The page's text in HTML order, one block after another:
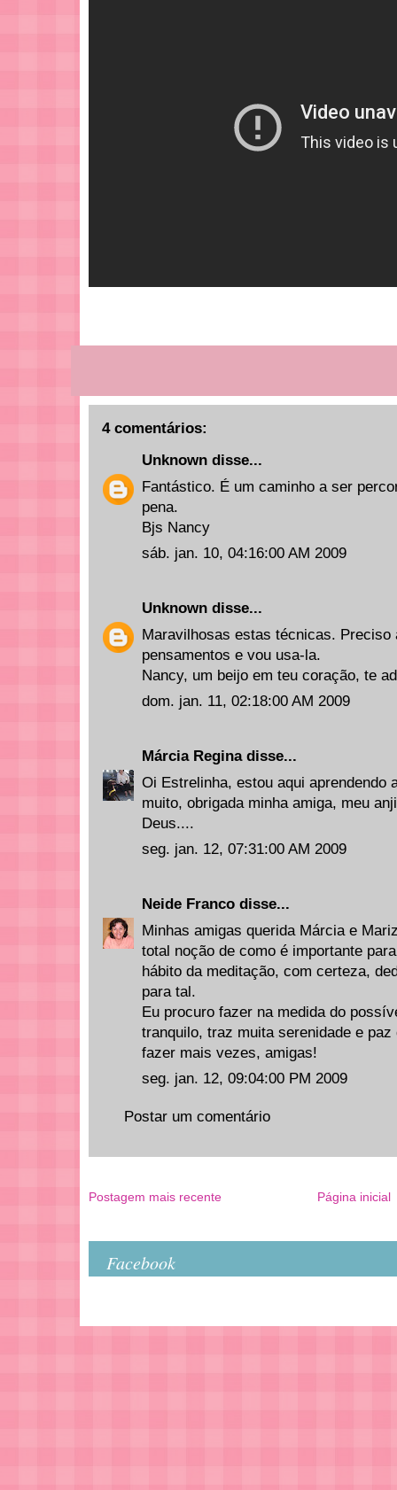
4 comentários:
Unknown disse...
Fantástico. É um caminho a ser
pena.
Bjs Nancy
sáb. jan. 10, 04:16:00 AM 2009
Unknown disse...
Maravilhosas estas técnicas. Preciso
pensamentos e vou usa-la.
Nancy, um beijo em teu coração, te
dom. jan. 11, 02:18:00 AM 2009
Márcia Reginadisse...
Oi Estrelinha, estou aqui aprendendo
muito, obrigada minha amiga, meu
Deus....
seg. jan. 12, 07:31:00 AM 2009
Neide Franco disse...
Minhas amigas querida Márcia e
total noção de como é importante
hábito da meditação, com certeza,
para tal.
Eu procuro fazer na medida do
tranquilo, traz muita serenidade e
fazer mais vezes, amigas!
seg. jan. 12, 09:04:00 PM 2009
Postar um comentário
Postagem mais recente Página inicial
Facebook